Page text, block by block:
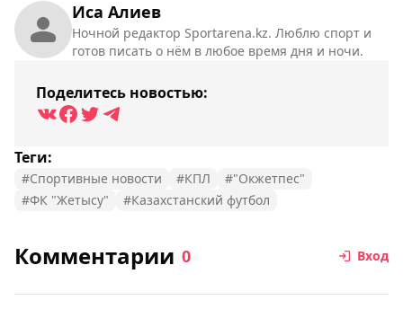
Иса Алиев
Ночной редактор Sportarena.kz. Люблю спорт и
готов писать о нём в любое время дня и ночи.
Поделитесь новостью:
Теги:
#Спортивные новости #КПЛ
#"Окжетпес"
#ФК "Жетысу"
#Казахстанский футбол
Комментарии 0 Вход